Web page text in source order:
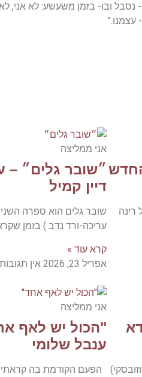
ובו- בזמן משעשע: לא אני, לא
עצמנו."
רינה
אני ממליצה
״שובר גלים״ –
דיין קמיל
שובר גלים הוא ספרה
עריכה-ורד נדב ) בזמן
קרא עוד »
אפריל 23, 2026
אין תגובות
אני ממליצה
"הכול יש לאף
ענבל שלומי
הפעם הקודמת בה